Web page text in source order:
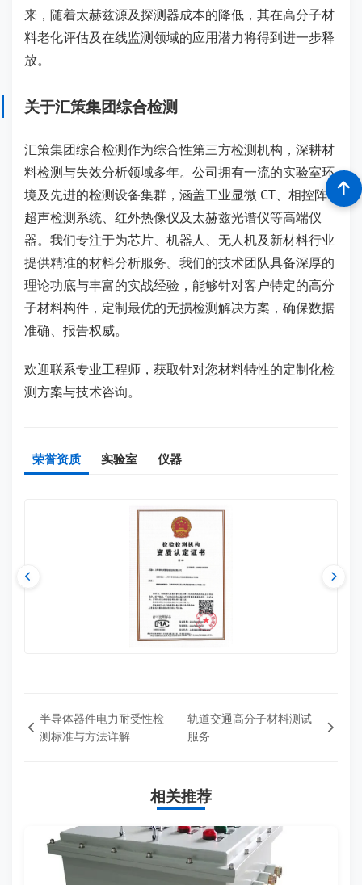
来，随着太赫兹源及探测器成本的降低，其在高分子材
料老化评估及在线监测领域的应用潜力将得到进一步释
放。
关于汇策集团综合检测
汇策集团综合检测作为综合性第三方检测机构，深耕材
料检测与失效分析领域多年。公司拥有一流的实验室环
境及先进的检测设备集群，涵盖工业显微 CT、相控阵
超声检测系统、红外热像仪及太赫兹光谱仪等高端仪
器。我们专注于为芯片、机器人、无人机及新材料行业
提供精准的材料分析服务。我们的技术团队具备深厚的
理论功底与丰富的实战经验，能够针对客户特定的高分
子材料构件，定制最优的无损检测解决方案，确保数据
准确、报告权威。
欢迎联系专业工程师，获取针对您材料特性的定制化检
测方案与技术咨询。
荣誉资质 实验室 仪器
半导体器件电力耐受性检
测标准与方法详解
轨道交通高分子材料测试
服务
相关推荐